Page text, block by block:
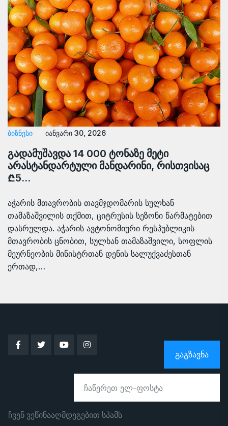
ᲑᲘᲖᲜᲔᲡᲘ იანვარი 30, 2026
გადამუშავდა 14 000 ტონაზე მეტი
არასტანდარტული მანდარინი, რისთვისაც
₾5…
აჭარის მთავრობის თავმჯდომარის სულხან
თამაზაშვილის თქმით, ციტრუსის სეზონი წარმატებით
დასრულდა. აჭარის ავტონომიური რესპუბლიკის
მთავრობის ცნობით, სულხან თამაზაშვილი, სოფლის
მეურნეობის მინისტრთან დენის სალუქვაძესთან
ერთად,…
ᲒᲐᲒᲖᲐᲕᲜᲐ
ჩვენ ვეწინააღმდეგებით სპამს